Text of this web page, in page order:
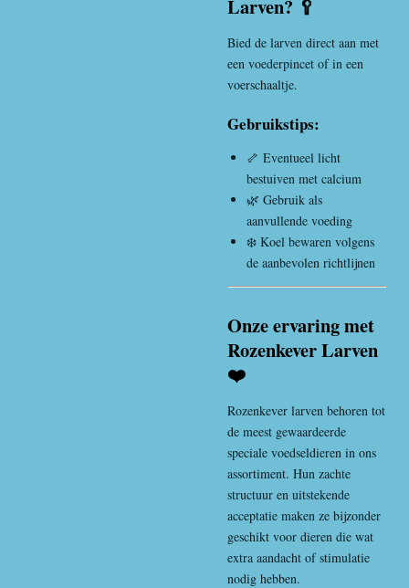
Larven? 🥄
Bied de larven direct aan met
een voederpincet of in een
voerschaaltje.
Gebruikstips:
🦴 Eventueel licht
bestuiven met calcium
🌿 Gebruik als
aanvullende voeding
❄️ Koel bewaren volgens
de aanbevolen richtlijnen
Onze ervaring met
Rozenkever Larven
❤️
Rozenkever larven behoren tot
de meest gewaardeerde
speciale voedseldieren in ons
assortiment. Hun zachte
structuur en uitstekende
acceptatie maken ze bijzonder
geschikt voor dieren die wat
extra aandacht of stimulatie
nodig hebben.